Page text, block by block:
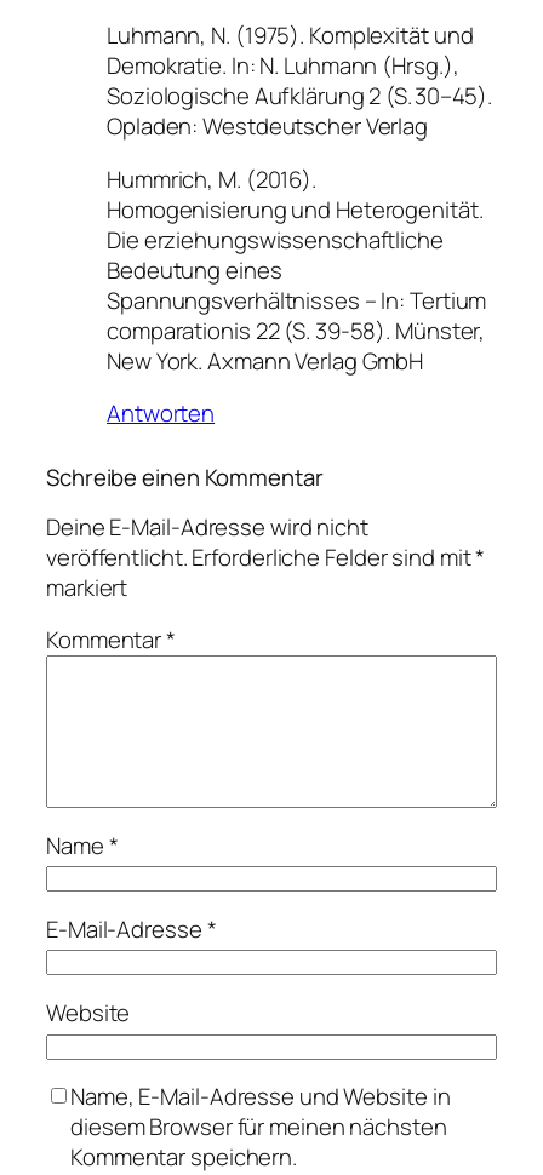
Luhmann, N. (1975). Komplexität und
Demokratie. In: N. Luhmann (Hrsg.),
Soziologische Aufklärung 2 (S. 30–45).
Opladen: Westdeutscher Verlag
Hummrich, M. (2016).
Homogenisierung und Heterogenität.
Die erziehungswissenschaftliche
Bedeutung eines
Spannungsverhältnisses – In: Tertium
comparationis 22 (S. 39-58). Münster,
New York. Axmann Verlag GmbH
Antworten
Schreibe einen Kommentar
Deine E-Mail-Adresse wird nicht
veröffentlicht.Erforderliche Felder sind mit*
markiert
Kommentar*
Name*
E-Mail-Adresse*
Website
Name, E-Mail-Adresse und Website in
diesem Browser für meinen nächsten
Kommentar speichern.